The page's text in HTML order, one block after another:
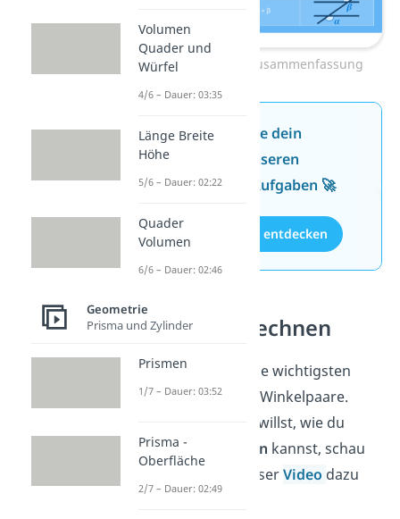
Winkelarten – Zusammenfassung
Jetzt neu: Teste dein
Wissen mit unseren
kostenlosen Aufgaben 🚀
Aufgaben entdecken
Winkel berechnen
Jetzt kennst du die wichtigsten
Winkelarten und Winkelpaare.
Wenn du wissen willst, wie du
Winkel berechnen kannst, schau
dir unbedingt unserVideo dazu
an!
Volumen
Quader und
Würfel
4/6 – Dauer: 03:35
Länge Breite
Höhe
5/6 – Dauer: 02:22
Quader
Volumen
6/6 – Dauer: 02:46
Geometrie
Prisma und Zylinder
Prismen
1/7 – Dauer: 03:52
Prisma -
Oberfläche
2/7 – Dauer: 02:49